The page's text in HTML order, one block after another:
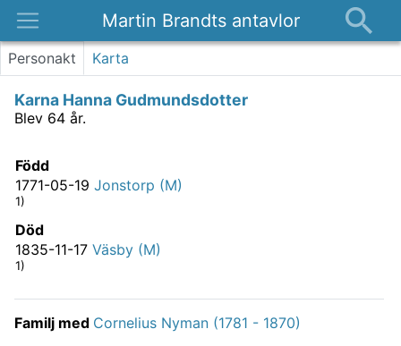
Martin Brandts antavlor
Platser
Om
Personakt Karta
Karna Hanna Gudmundsdotter
Blev 64 år.
Född
1771-05-19 Jonstorp (M)
1)
Död
1835-11-17 Väsby (M)
1)
Familj med Cornelius Nyman (1781 - 1870)